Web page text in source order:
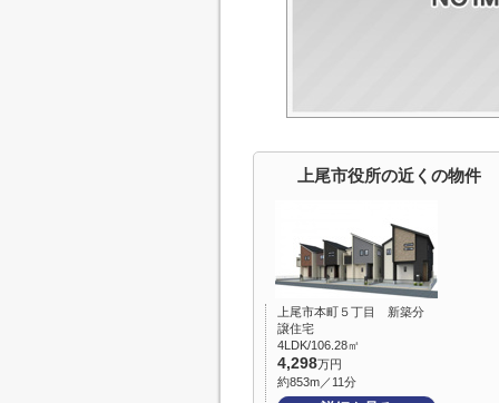
上尾市役所の近くの物件
上尾市本町５丁目 新築分
譲住宅
4LDK/106.28㎡
4,298万円
約853m／11分